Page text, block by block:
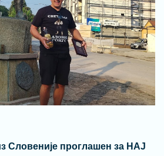
Словеније проглашен за НАЈ